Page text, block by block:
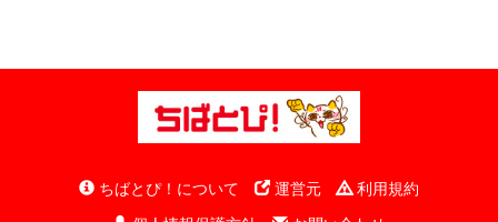
ちばとぴ！について 運営元
利用規約